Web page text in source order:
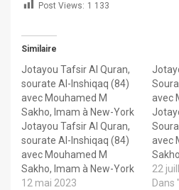
Post Views: 1 133
Similaire
Jotayou Tafsir Al Quran,
sourate Al-Inshiqaq (84)
avec Mouhamed M
Sakho, Imam à New-York
Jotayou Tafsir Al Quran,
sourate Al-Inshiqaq (84)
avec Mouhamed M
Sakho, Imam à New-York
12 mai 2023
avec
avec
22
Dans